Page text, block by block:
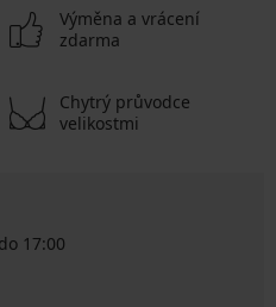
Výměna a vrácení
zdarma
Chytrý průvodce
velikostmi
17:00